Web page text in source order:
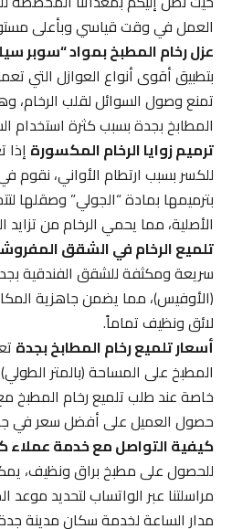
العمل في وقت قياسي وبأعلى
عزل رخام المطبخ بمواد “سوبر سيلر”
بتطبيق أقوى أنواع العوازل التي
تمنع وصول السوائل لقلب الرخام،
المطابخ بجدة بسبب كثرة استخدام
ترميم زوايا الرخام المكسورةإذا
للكسر بسبب ارتطام الأواني، نقوم
بترميمها بمادة “الجولي” وصقلها
الأصلية، مما يحمي الرخام من تزايد
تلميع الرخام في الشقق المفروشة
سريعة ومكثفة للشقق الفندقية بجدة
(الأوفيس)، مما يضمن جاهزية المكان
لائق ونظيف تماماً.
أسعار تلميع رخام المطابخ بجدة
المطبخ على المساحة (بالمتر الطولي)
خاصة عند طلب تلميع رخام المطبخ مع
حصول العميل على أفضل سعر في جدة.
كيفية التواصل مع خدمة عملاء
للحصول على مطبخ براق ونظيف،
مراسلتنا عبر الواتساب لتحديد موعد
مدار الساعة لخدمة سكان مدينة جدة